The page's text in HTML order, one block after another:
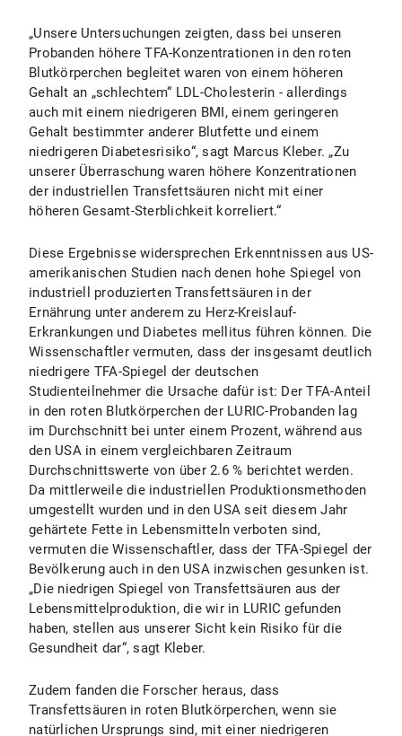
„Unsere Untersuchungen zeigten, dass bei unseren
Probanden höhere TFA-Konzentrationen in den roten
Blutkörperchen begleitet waren von einem höheren
Gehalt an „schlechtem“ LDL-Cholesterin - allerdings
auch mit einem niedrigeren BMI, einem geringeren
Gehalt bestimmter anderer Blutfette und einem
niedrigeren Diabetesrisiko“, sagt Marcus Kleber. „Zu
unserer Überraschung waren höhere Konzentrationen
der industriellen Transfettsäuren nicht mit einer
höheren Gesamt-Sterblichkeit korreliert.“
Diese Ergebnisse widersprechen Erkenntnissen aus US-
amerikanischen Studien nach denen hohe Spiegel von
industriell produzierten Transfettsäuren in der
Ernährung unter anderem zu Herz-Kreislauf-
Erkrankungen und Diabetes mellitus führen können. Die
Wissenschaftler vermuten, dass der insgesamt deutlich
niedrigere TFA-Spiegel der deutschen
Studienteilnehmer die Ursache dafür ist: Der TFA-Anteil
in den roten Blutkörperchen der LURIC-Probanden lag
im Durchschnitt bei unter einem Prozent, während aus
den USA in einem vergleichbaren Zeitraum
Durchschnittswerte von über 2.6 % berichtet werden.
Da mittlerweile die industriellen Produktionsmethoden
umgestellt wurden und in den USA seit diesem Jahr
gehärtete Fette in Lebensmitteln verboten sind,
vermuten die Wissenschaftler, dass der TFA-Spiegel der
Bevölkerung auch in den USA inzwischen gesunken ist.
„Die niedrigen Spiegel von Transfettsäuren aus der
Lebensmittelproduktion, die wir in LURIC gefunden
haben, stellen aus unserer Sicht kein Risiko für die
Gesundheit dar“, sagt Kleber.
Zudem fanden die Forscher heraus, dass
Transfettsäuren in roten Blutkörperchen, wenn sie
natürlichen Ursprungs sind, mit einer niedrigeren